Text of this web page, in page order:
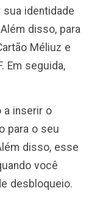
identidade
disso, para
Méliuz e
Em seguida,
a inserir o
para o seu
disso, esse
você
desbloqueio.